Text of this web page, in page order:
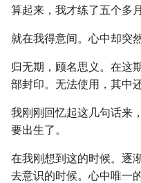
算起来，我才练了五个多
就在我得意间。心中却突
归无期，顾名思义。在这
部封印。无法使用，其中
我刚刚回忆起这几句话来
要出生了。
在我刚想到这的时候。逐
去意识的时候。心中唯一